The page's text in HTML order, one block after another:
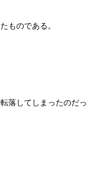
ものである。
落してしまったのだっ